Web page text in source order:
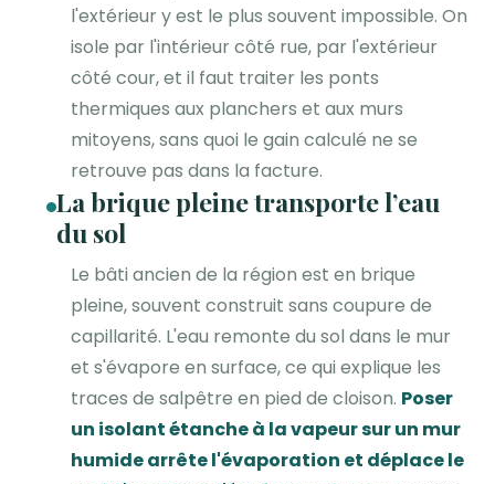
l'extérieur y est le plus souvent impossible. On
isole par l'intérieur côté rue, par l'extérieur
côté cour, et il faut traiter les ponts
thermiques aux planchers et aux murs
mitoyens, sans quoi le gain calculé ne se
retrouve pas dans la facture.
La brique pleine transporte l’eau
du sol
Le bâti ancien de la région est en brique
pleine, souvent construit sans coupure de
capillarité. L'eau remonte du sol dans le mur
et s'évapore en surface, ce qui explique les
traces de salpêtre en pied de cloison. Poser
un isolant étanche à la vapeur sur un mur
humide arrête l'évaporation et déplace le